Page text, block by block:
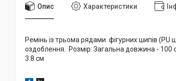
Опис Характеристики
Ремінь із трьома рядами фігурних шипів (PU
оздоблення. Розмір: Загальна довжина - 100
3.8 см